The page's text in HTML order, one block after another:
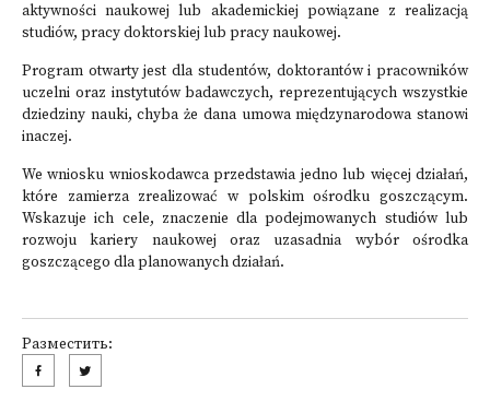
aktywności naukowej lub akademickiej powiązane z realizacją
studiów, pracy doktorskiej lub pracy naukowej.
Program otwarty jest dla studentów, doktorantów i pracowników
uczelni oraz instytutów badawczych, reprezentujących wszystkie
dziedziny nauki, chyba że dana umowa międzynarodowa stanowi
inaczej.
We wniosku wnioskodawca przedstawia jedno lub więcej działań,
które zamierza zrealizować w polskim ośrodku goszczącym.
Wskazuje ich cele, znaczenie dla podejmowanych studiów lub
rozwoju kariery naukowej oraz uzasadnia wybór ośrodka
goszczącego dla planowanych działań.
Разместить: